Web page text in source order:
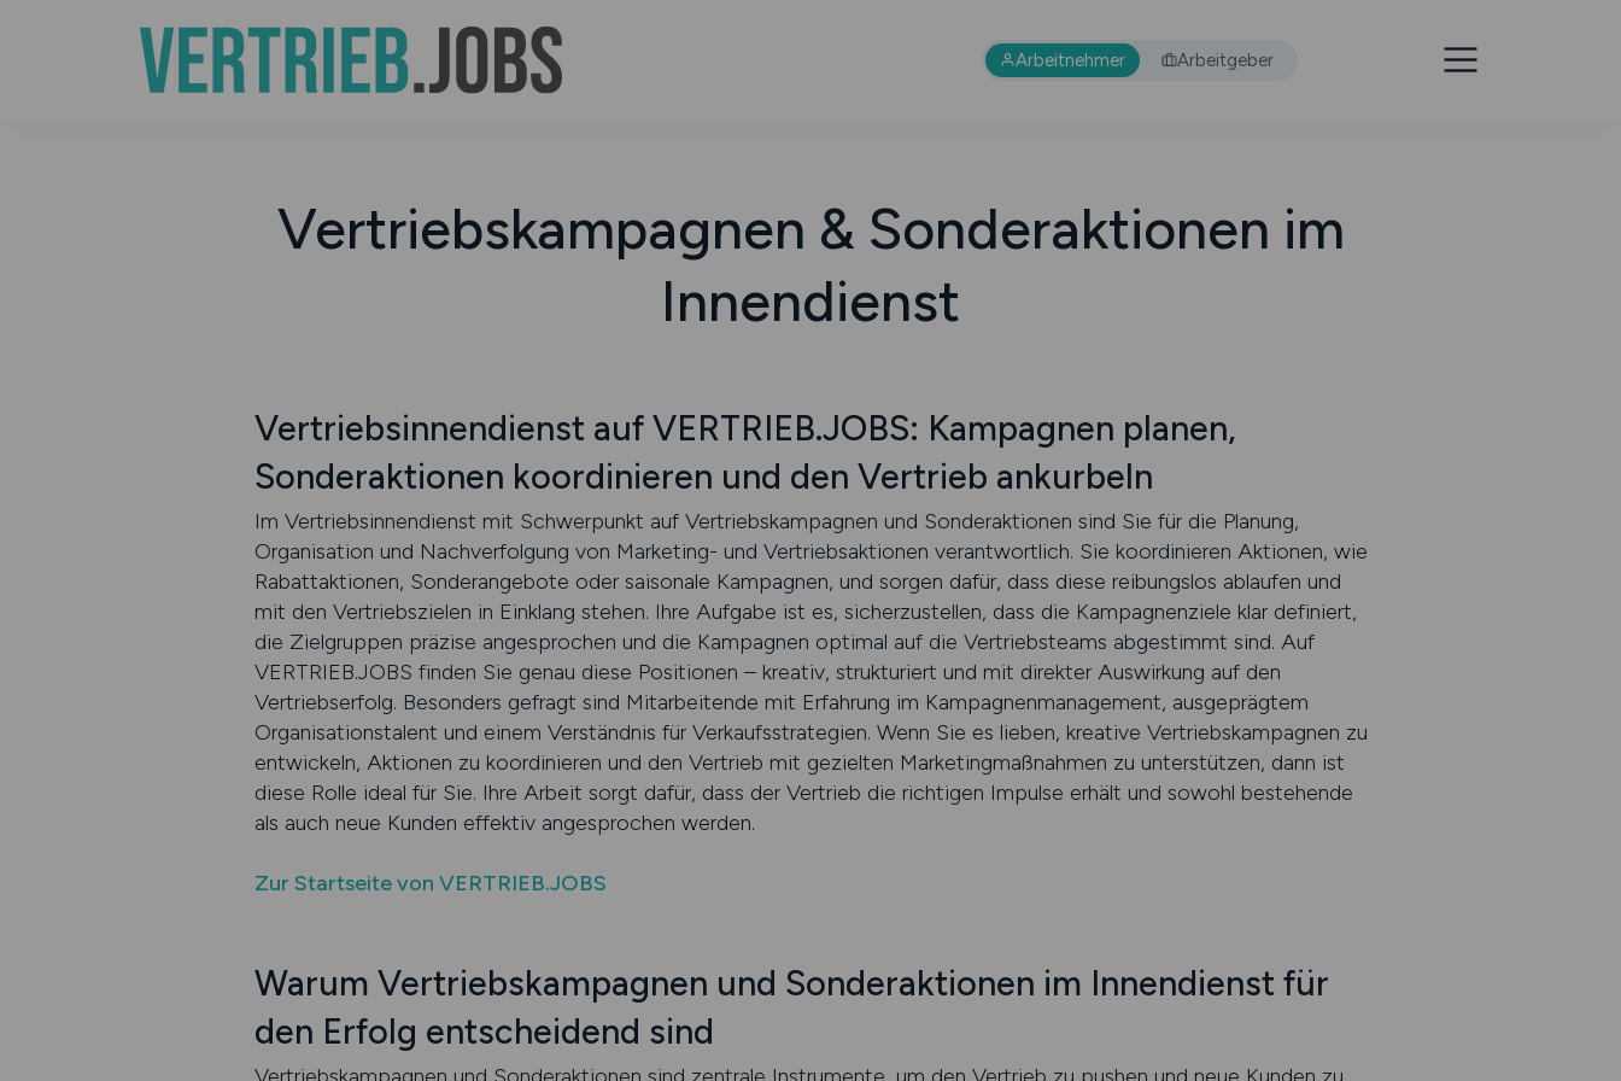
Arbeitnehmer Arbeitgeber
Vertriebskampagnen & Sonderaktionen im
Innendienst
Vertriebsinnendienst auf VERTRIEB.JOBS: Kampagnen planen,
Sonderaktionen koordinieren und den Vertrieb ankurbeln
Im Vertriebsinnendienst mit Schwerpunkt auf Vertriebskampagnen und Sonderaktionen sind Sie für die Planung,
Organisation und Nachverfolgung von Marketing- und Vertriebsaktionen verantwortlich. Sie koordinieren Aktionen, wie
Rabattaktionen, Sonderangebote oder saisonale Kampagnen, und sorgen dafür, dass diese reibungslos ablaufen und
mit den Vertriebszielen in Einklang stehen. Ihre Aufgabe ist es, sicherzustellen, dass die Kampagnenziele klar definiert,
die Zielgruppen präzise angesprochen und die Kampagnen optimal auf die Vertriebsteams abgestimmt sind. Auf
VERTRIEB.JOBS finden Sie genau diese Positionen – kreativ, strukturiert und mit direkter Auswirkung auf den
Vertriebserfolg. Besonders gefragt sind Mitarbeitende mit Erfahrung im Kampagnenmanagement, ausgeprägtem
Organisationstalent und einem Verständnis für Verkaufsstrategien. Wenn Sie es lieben, kreative Vertriebskampagnen zu
entwickeln, Aktionen zu koordinieren und den Vertrieb mit gezielten Marketingmaßnahmen zu unterstützen, dann ist
diese Rolle ideal für Sie. Ihre Arbeit sorgt dafür, dass der Vertrieb die richtigen Impulse erhält und sowohl bestehende
als auch neue Kunden effektiv angesprochen werden.
Zur Startseite von VERTRIEB.JOBS
Warum Vertriebskampagnen und Sonderaktionen im Innendienst für
den Erfolg entscheidend sind